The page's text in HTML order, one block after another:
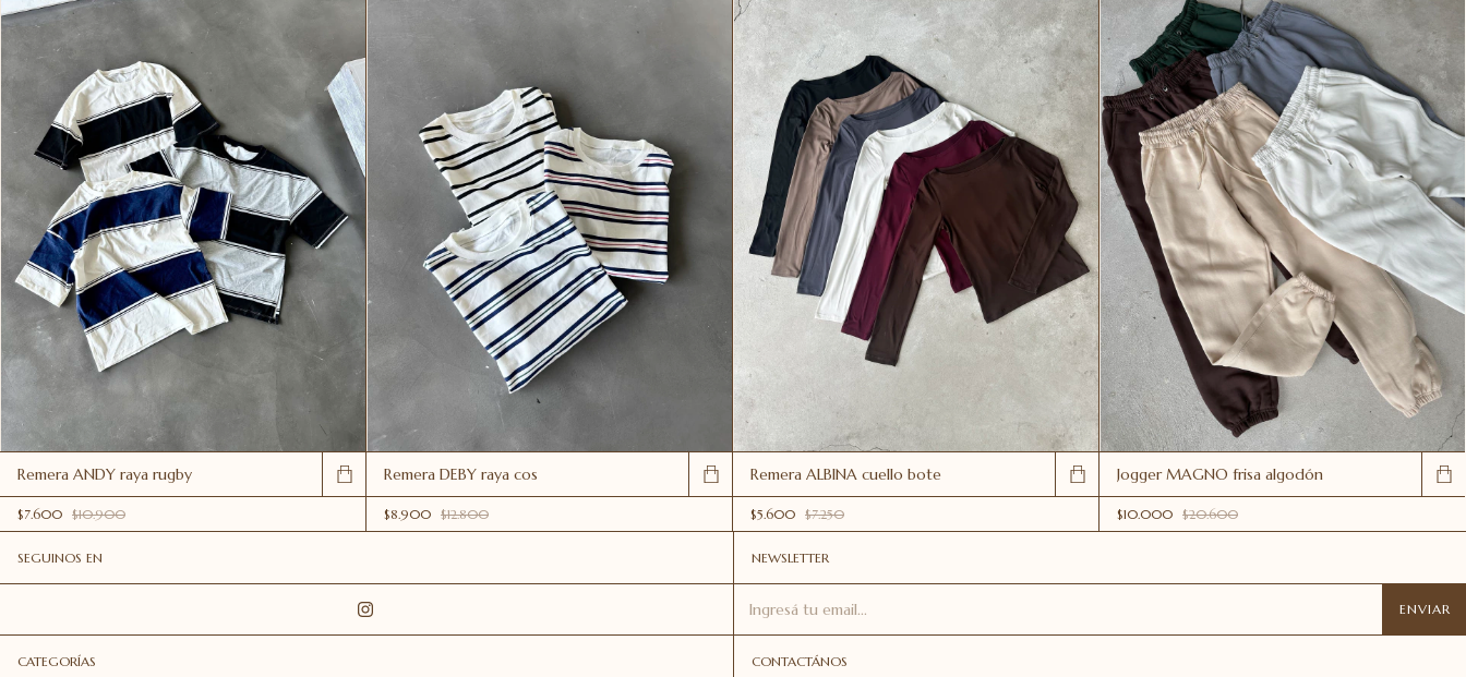
Remera ANDY raya rugby
$7.600 $10.900
Remera DEBY raya cos
$8.900 $12.800
Remera ALBINA cuello bote
$5.600 $7.250
Jogger MAGNO frisa algodón
$10.000 $20.600
SEGUINOS EN NEWSLETTER
CATEGORÍAS CONTACTÁNOS